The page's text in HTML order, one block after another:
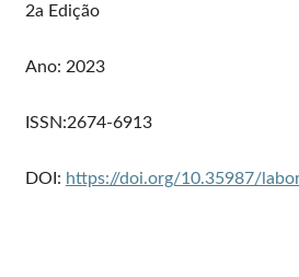
2a Edição
Ano: 2023
ISSN:2674-6913
DOI: https://doi.org/10.35987/